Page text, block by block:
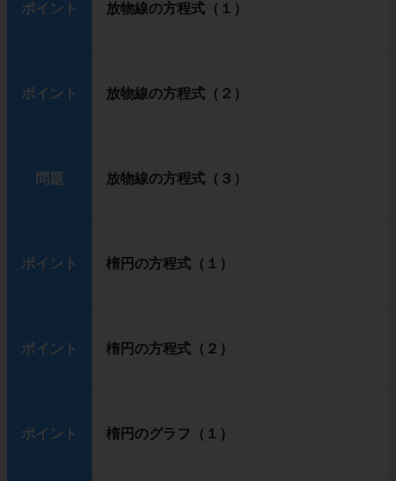
ポイント 放物線の方程式（１）
ポイント 放物線の方程式（２）
問題 放物線の方程式（３）
ポイント 楕円の方程式（１）
ポイント 楕円の方程式（２）
ポイント 楕円のグラフ（１）